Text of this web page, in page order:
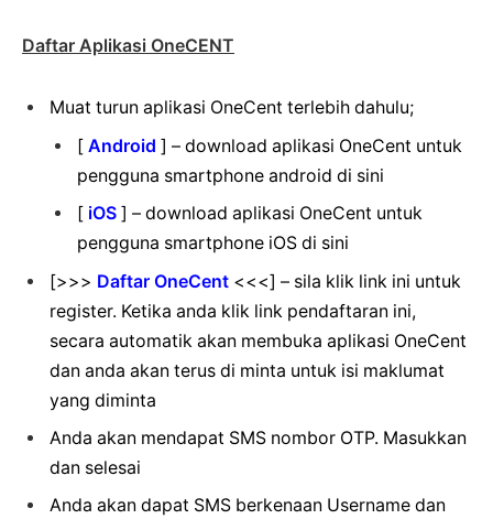
Daftar Aplikasi OneCENT
Muat turun aplikasi OneCent terlebih dahulu;
[ Android ] – download aplikasi OneCent untuk
pengguna smartphone android di sini
[ iOS ] – download aplikasi OneCent untuk
pengguna smartphone iOS di sini
[>>> Daftar OneCent <<<] – sila klik link ini untuk
register. Ketika anda klik link pendaftaran ini,
secara automatik akan membuka aplikasi OneCent
dan anda akan terus di minta untuk isi maklumat
yang diminta
Anda akan mendapat SMS nombor OTP. Masukkan
dan selesai
Anda akan dapat SMS berkenaan Username dan